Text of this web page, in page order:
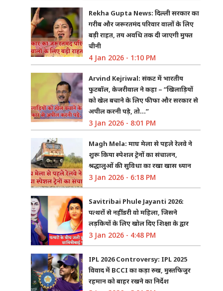
Rekha Gupta News: दिल्ली सरकार का
गरीब और जरूरतमंद परिवार वालों के लिए
बड़ी राहत, तय अवधि तक दी जाएगी मुफ्त
चीनी
4 Jan 2026 - 1:10 PM
Arvind Kejriwal: संकट में भारतीय
फुटबॉल, केजरीवाल ने कहा – “खिलाड़ियों
को खेल बचाने के लिए फीफा और सरकार से
अपील करनी पड़े, तो…”
3 Jan 2026 - 8:01 PM
Magh Mela: माघ मेला से पहले रेलवे ने
शुरू किया स्पेशल ट्रेनों का संचालन,
श्रद्धालुओं की सुविधा का रखा खास ध्यान
3 Jan 2026 - 6:18 PM
Savitribai Phule Jayanti 2026:
पत्थरों से नहीं डरी वो महिला, जिसने
लड़कियों के लिए खोल दिए शिक्षा के द्वार
3 Jan 2026 - 4:48 PM
IPL 2026 Controversy: IPL 2025
विवाद में BCCI का कड़ा रुख, मुस्तफिजुर
रहमान को बाहर रखने का निर्देश